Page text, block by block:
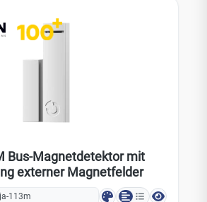
Bus der Zentrale 12 V (9 ...15 V)
Backup-Modus (Ruhezustand): 5 mA
Kabelauswahl 10 mA Maximale
zum Melder 100 m Abmessungen:
EN 50131-1 ed. 2+A1+A2,
entspricht EN 50131-1 II.
Betriebstemperaturbereich -10
auch den Anforderungen von EN
Bus-Magnetdetektor mit
externer Magnetfelder
ja-113m